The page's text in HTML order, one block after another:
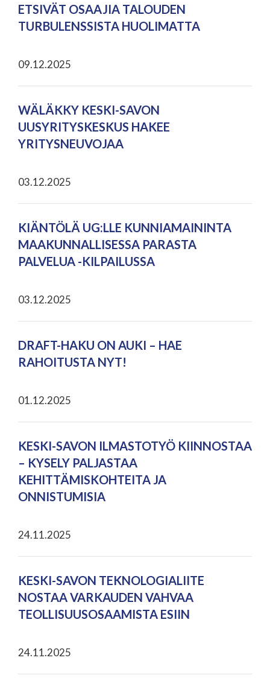
ETSIVÄT OSAAJIA TALOUDEN
TURBULENSSISTA HUOLIMATTA
09.12.2025
WÄLÄKKY KESKI-SAVON
UUSYRITYSKESKUS HAKEE
YRITYSNEUVOJAA
03.12.2025
KIÄNTÖLÄ UG:LLE KUNNIAMAININTA
MAAKUNNALLISESSA PARASTA
PALVELUA -KILPAILUSSA
03.12.2025
DRAFT-HAKU ON AUKI – HAE
RAHOITUSTA NYT!
01.12.2025
KESKI-SAVON ILMASTOTYÖ KIINNOSTAA
– KYSELY PALJASTAA
KEHITTÄMISKOHTEITA JA
ONNISTUMISIA
24.11.2025
KESKI-SAVON TEKNOLOGIALIITE
NOSTAA VARKAUDEN VAHVAA
TEOLLISUUSOSAAMISTA ESIIN
24.11.2025